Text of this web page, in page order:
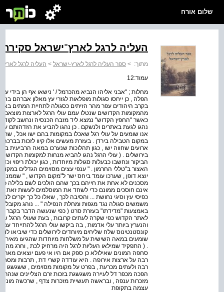
שלום אורח
העליה לרגל לארץ־ישראל סקירה
מתוך: > ספר העליה לרגל לארץ-ישראל > העליה לרגל
עמוד:12
מחלות ; "אבני אליהו הנביא מהכרמל / ' נישאו אף הן בידי
הפלה , כן ייחסו סגולות מופלאות לגזרי עץ מאלון אברהם
בקרב היהודים עפר מהר הזיתים כסגולה לתחיית המתים
מהמקומות הקדושים שנטלו עמם עולי הרגל לארצות מוצאם .
כאשר "החפץ הקדוש" נמצא ליד מזבח הכנסיה ונחשב
נהגו לגעת באתרים ולנשקם . כן נהגו להביע את הזדהותם
אנו שומעים על עולי רגל שאכלו במקומות בהם ישו אכל ,
במקום הטבילה בירדן . בעזרת מעשים אלו קיוו לזכות
ארועים שחווה ישו , כגון תהלוכות שנערכו במאה הרביעית
בירושלים . ( עולי הרגל נהגו להביא מנחות למקומות
הביקור ונחשבו כבעלות סגולות מיוחדות , כגון יכולת ריפוי
האצור ב"טללי החרמון . " ענפי עצים מסוימים הגדלים
יוצא דופן , שערכו עומד ביחס ישר ל"מקום הקדוש , "
מסכנים לא אחת את חייהם בכך שהם הולכים לשם בלילה
אינם חוסכים ממונם כדי לשחד את המוסלמים לעשות זאת
כפיסי עץ וסיגי נחושת ... והסיבה לכך , שאלו כל כך יקרים
משמשים סגולה נגד מגפות ומחלת הנפילה " ... נוהג
באמצעות "מדידתו" בעזרת סרט ( כפי שנעשה הדבר בקבר
לאתר הקדוש כפי שקרה לעתים קרובות , בעת שעולי הרגל
והנערץ ביותר עלי אדמות , בה ביקשו עולי הרגל להתייחד
קונסטנטינוס שלח שליחים מיוחדים לירושלים כדי שיביאו לו
שומעים במאה השישית על משלחות מיוחדות שהגיעו
. ( התפקיד שמילאו העליות לרגל היה מרחיק לכת , וחרג
סחפה המונים שאילולא כן ספק אם היו אי פעם יוצאים
רבה על ארצות אירופה . היא עודדה קשרי דת , תרבות
רבה ולעתים מכרעת , בפרט על מקומות מסוימים , ששגשגו
הפכה מכפר דל לעיירה משגשגת בזכות זרם הצליינים
מזכרות ענפה , ובראשה תעשיית מזכרות צדף , שרכשה מוניטין
עצמה בתקופת